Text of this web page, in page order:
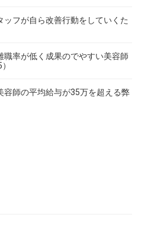
ッフが自ら改善行動をしていくた
職率が低く成果のでやすい美容師
容師の平均給与が35万を超える弊